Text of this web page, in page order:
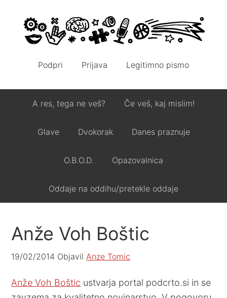
Podpri Prijava Legitimno pismo
A res, tega ne veš? Če veš, kaj mislim!
Glave Dvokorak Danes praznuje
O.B.O.D. Opazovalnica
Oddaje na oddihu/pretekle oddaje
Anže Voh Boštic
19/02/2014 ObjavilAnze Tomic
Anže Voh Boštic ustvarja portal podcrto.si in se